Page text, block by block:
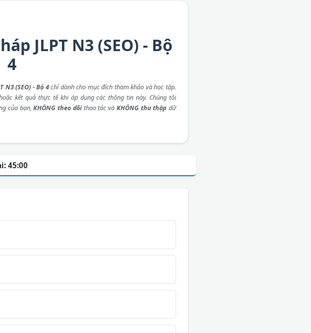
JLPT N3 (SEO) - Bộ
4
N3 (SEO) - Bộ 4chỉ dành cho mục đích tham khảo và học tập.
kết quả thực tế khi áp dụng các thông tin này. Chúng tôi
của bạn,KHÔNG theo dõithao tác và KHÔNG thu thập dữ
45:00